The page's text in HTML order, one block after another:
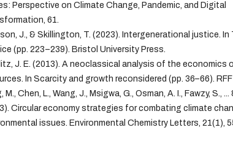
Perspective on Climate Change, Pandemic, and Digital
61.
J., & Skillington, T. (2023). Intergenerational justice. In
(pp. 223–239). Bristol University Press.
J. E. (2013). A neoclassical analysis of the economics
In Scarcity and growth reconsidered (pp. 36–66).
M., Chen, L., Wang, J., Msigwa, G., Osman, A. I., Fawzy, S., ...
Circular economy strategies for combating climate
issues. Environmental Chemistry Letters, 21(1),